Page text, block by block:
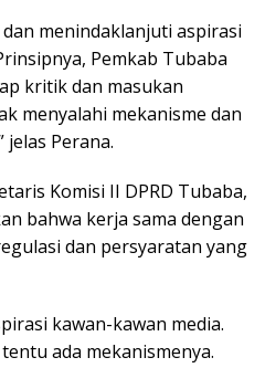
menindaklanjuti aspirasi
Pemkab Tubaba
kritik dan masukan
menyalahi mekanisme dan
Perana.
Komisi II DPRD Tubaba,
bahwa kerja sama dengan
dan persyaratan yang
kawan-kawan media.
ada mekanismenya.